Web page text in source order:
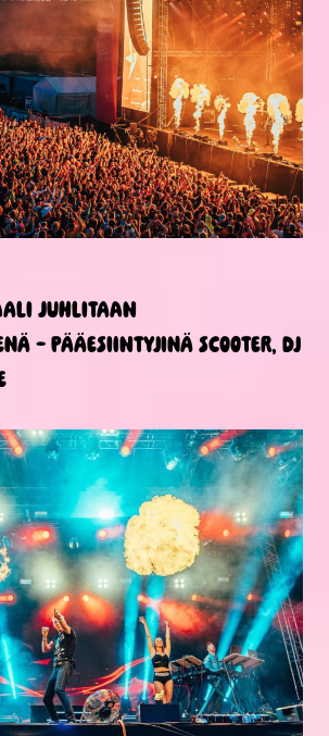
juhlitaan
– pääesiintyjinä Scooter, DJ